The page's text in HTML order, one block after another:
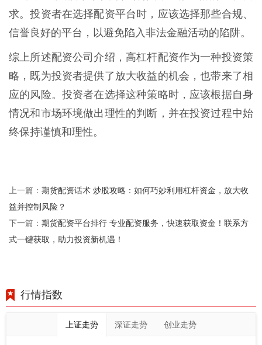
求。投资者在选择配资平台时，应该选择那些合规、
信誉良好的平台，以避免陷入非法金融活动的陷阱。
综上所述配资公司介绍，高杠杆配资作为一种投资策
略，既为投资者提供了放大收益的机会，也带来了相
应的风险。投资者在选择这种策略时，应该根据自身
情况和市场环境做出理性的判断，并在投资过程中始
终保持谨慎和理性。
上一篇： 期货配资话术 炒股攻略：如何巧妙利用杠杆资金，放大收
益并控制风险？
下一篇： 期货配资平台排行 专业配资服务，快速获取资金！联系方
式一键获取，助力投资新机遇！
行情指数
上证走势 深证走势 创业走势